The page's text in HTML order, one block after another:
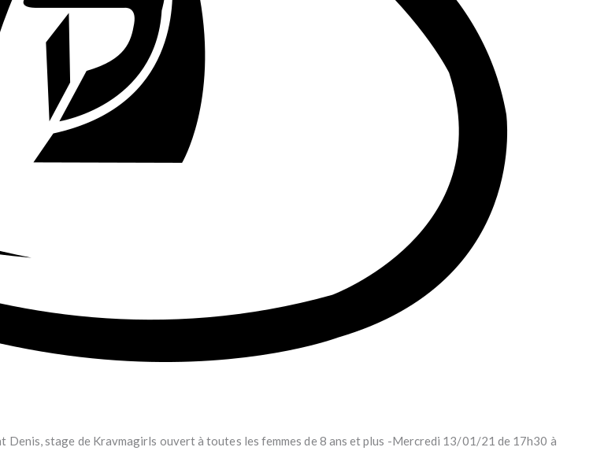
Denis, stage de Kravmagirls ouvert à toutes les femmes de 8 ans et plus -Mercredi 13/01/21 de 17h30 à